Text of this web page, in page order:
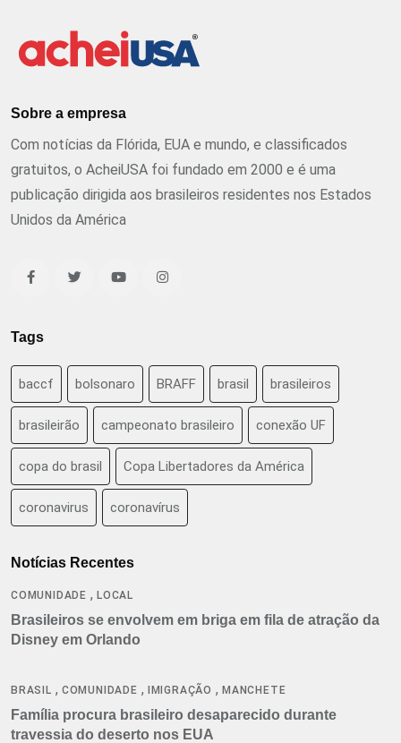
Sobre a empresa
Com notícias da Flórida, EUA e mundo, e classificados
gratuitos, o AcheiUSA foi fundado em 2000 e é uma
publicação dirigida aos brasileiros residentes nos Estados
Unidos da América
Tags
baccf bolsonaro BRAFF brasil brasileiros
brasileirão campeonato brasileiro conexão UF
copa do brasil Copa Libertadores da América
coronavirus coronavírus
Notícias Recentes
COMUNIDADE , LOCAL
Brasileiros se envolvem em briga em fila de atração da
Disney em Orlando
BRASIL , COMUNIDADE , IMIGRAÇÃO ,MANCHETE
Família procura brasileiro desaparecido durante
travessia do deserto nos EUA